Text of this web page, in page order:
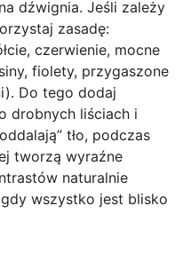
dźwignia. Jeśli zależy
zasadę:
czerwienie, mocne
fiolety, przygaszone
Do tego dodaj
drobnych liściach i
tło, podczas
tworzą wyraźne
naturalnie
wszystko jest blisko